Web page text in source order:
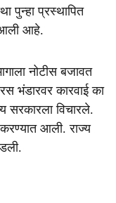
पुन्हा प्रस्थापित
आली आहे.
नोटीस बजावत
भंडारवर कारवाई का
सरकारला विचारले.
आली. राज्य